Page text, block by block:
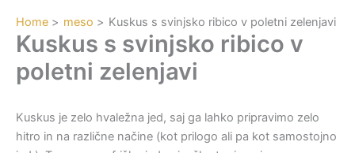
Home meso Kuskus s svinjsko ribico v poletni zelenjavi
Kuskus s svinjsko ribico v
poletni zelenjavi
Kuskus je zelo hvaležna jed, saj ga lahko pripravimo zelo
hitro in na različne načine (kot prilogo ali pa kot samostojno